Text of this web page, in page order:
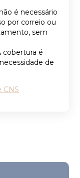
é necessário
por correio ou
sem
cobertura é
de
CNS